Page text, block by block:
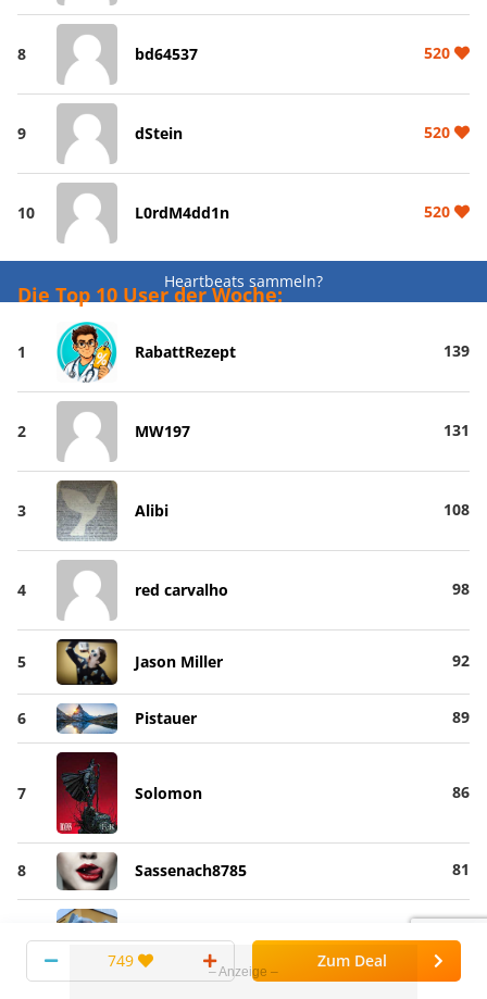
8 bd64537 520
9 dStein 520
10 L0rdM4dd1n 520
Heartbeats sammeln?
Die Top 10 User der Woche:
1 RabattRezept 139
2 MW197 131
3 Alibi 108
4 red carvalho 98
5 Jason Miller 92
6 Pistauer 89
7 Solomon 86
8 Sassenach8785 81
Aurellia
749 Zum Deal